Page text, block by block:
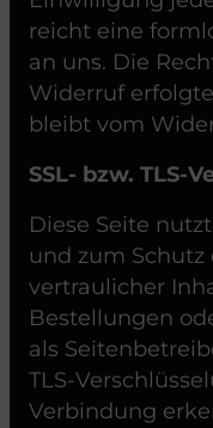
reicht eine
an uns. Die
Widerruf
bleibt vom
SSL- bzw. TLS-
Diese Seite
und zum
vertraulicher
Bestellungen
als
TLS-
Verbindung